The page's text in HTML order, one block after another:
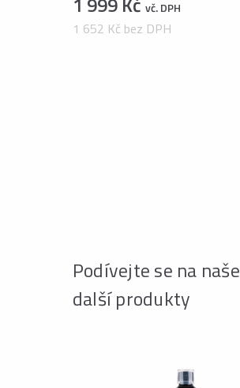
vč. DPH
1 652 Kč bez DPH
Podívejte se na naše
další produkty